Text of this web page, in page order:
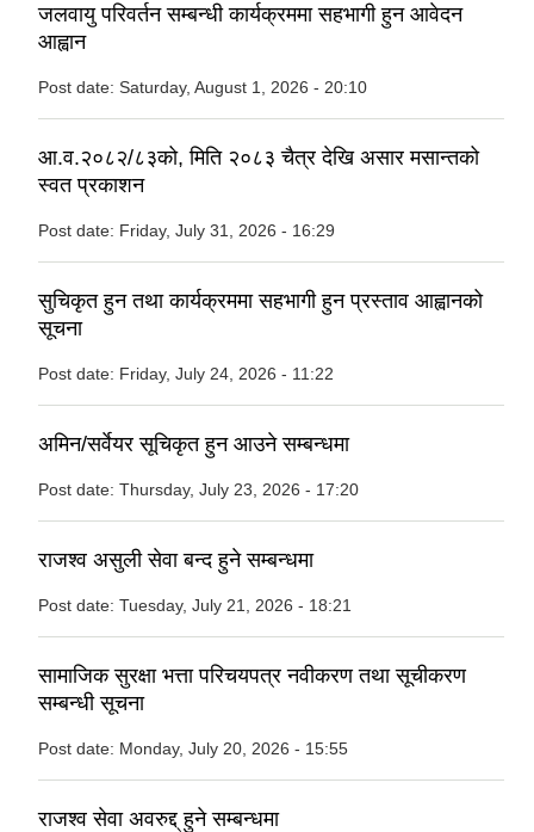
जलवायु परिवर्तन सम्बन्धी कार्यक्रममा सहभागी हुन आवेदन
आह्वान
Post date: Saturday, August 1, 2026 - 20:10
आ.व.२०८२/८३को, मिति २०८३ चैत्र देखि असार मसान्तको
स्वत प्रकाशन
Post date: Friday, July 31, 2026 - 16:29
सुचिकृत हुन तथा कार्यक्रममा सहभागी हुन प्रस्ताव आह्वानको
सूचना
Post date: Friday, July 24, 2026 - 11:22
अमिन/सर्वेयर सूचिकृत हुन आउने सम्बन्धमा
Post date: Thursday, July 23, 2026 - 17:20
राजश्व असुली सेवा बन्द हुने सम्बन्धमा
Post date: Tuesday, July 21, 2026 - 18:21
सामाजिक सुरक्षा भत्ता परिचयपत्र नवीकरण तथा सूचीकरण
सम्बन्धी सूचना
Post date: Monday, July 20, 2026 - 15:55
राजश्व सेवा अवरुद्द् हुने सम्बन्धमा